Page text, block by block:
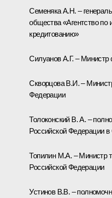
Семеняка А.Н. –
общества «Агентство
кредитованию»
Силуанов А.Г. – Министр
Скворцова В.И. –
Федерации
Толоконский В. А. –
Российской Федерации
Топилин М.А. – Министр
Российской Федерации
Устинов В.В. –